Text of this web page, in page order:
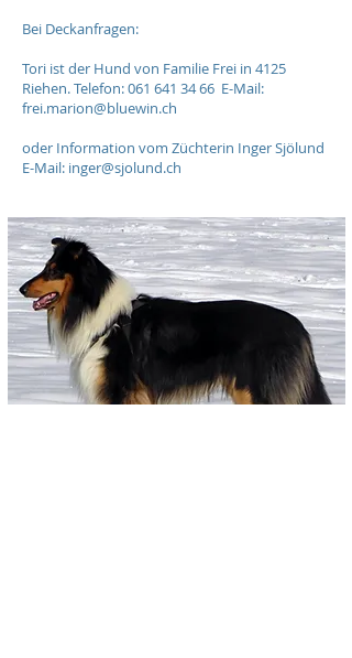
Bei Deckanfragen:
Tori ist der Hund von Familie Frei in 4125
Riehen. Telefon: 061 641 34 66 E-Mail:
frei.marion@bluewin.ch
oder Information vom Züchterin Inger Sjölund
E-Mail: inger@sjolund.ch